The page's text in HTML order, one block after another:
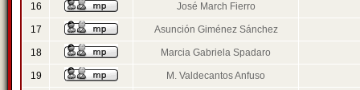
16 José March Fierro
17 Asunción Giménez Sánchez
18 Marcia Gabriela Spadaro
19 M. Valdecantos Anfuso